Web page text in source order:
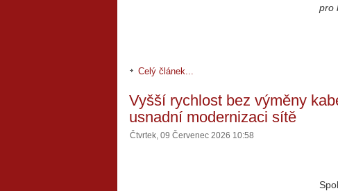
pro
Celý článek...
Vyšší rychlost bez výměny
usnadní modernizaci sítě
Čtvrtek, 09 Červenec 2026 10:58